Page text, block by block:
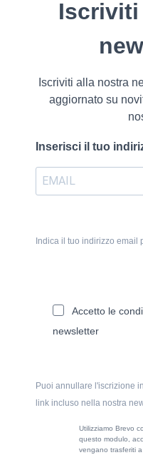
Iscriviti alla nostra
aggiornato su
Inserisci il tuo
Indica il tuo indirizzo email
Accetto le
newsletter
Puoi annullare l'iscrizione
link incluso nella nostra
Utilizziamo Brevo
questo modulo,
vengano trasferiti